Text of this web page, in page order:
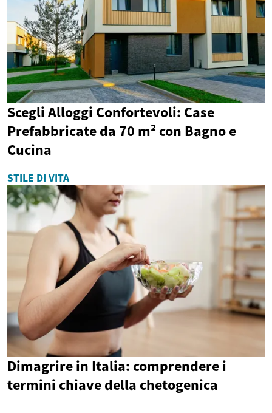
Scegli Alloggi Confortevoli: Case
Prefabbricate da 70 m² con Bagno e
Cucina
STILE DI VITA
Dimagrire in Italia: comprendere i
termini chiave della chetogenica